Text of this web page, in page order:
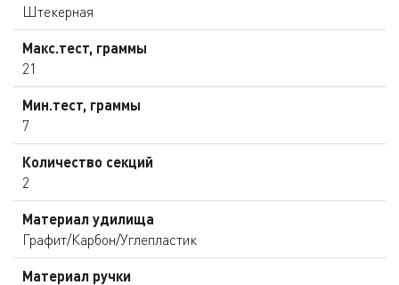
Штекерная
Макс.тест, граммы
21
Мин.тест, граммы
7
Количество секций
2
Материал удилища
Графит/Карбон/Углепластик
Материал ручки